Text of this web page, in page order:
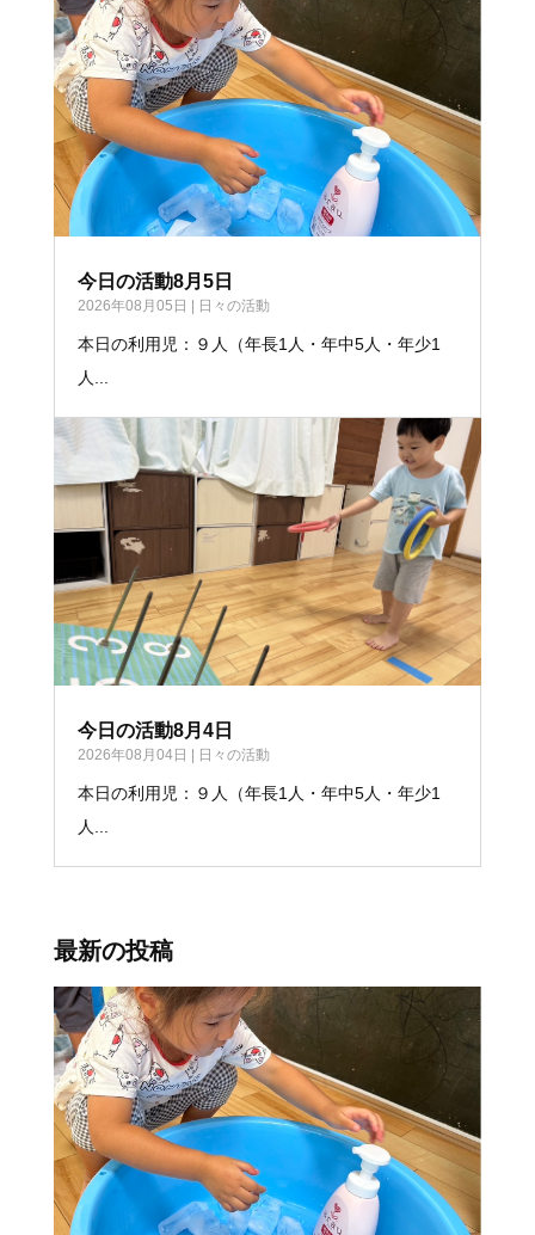
今日の活動8月5日
2026年08月05日 | 日々の活動
本日の利用児：９人（年長1人・年中5人・年少1
人...
今日の活動8月4日
2026年08月04日 | 日々の活動
本日の利用児：９人（年長1人・年中5人・年少1
人...
最新の投稿